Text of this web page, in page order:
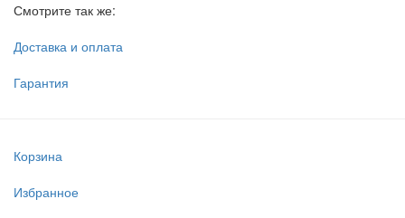
Смотрите так же:
Доставка и оплата
Гарантия
Корзина
Избранное